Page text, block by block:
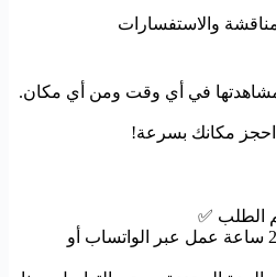
والاستفسارات
في أي وقت ومن أي مكان.
احجز مكانك بسرعة!
2. سيتم التواصل معك خلال 24 ساعة عمل عبر الواتساب أو